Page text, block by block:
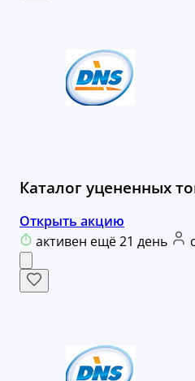
Каталог уцененных
Открыть акцию
активен ещё 21 день